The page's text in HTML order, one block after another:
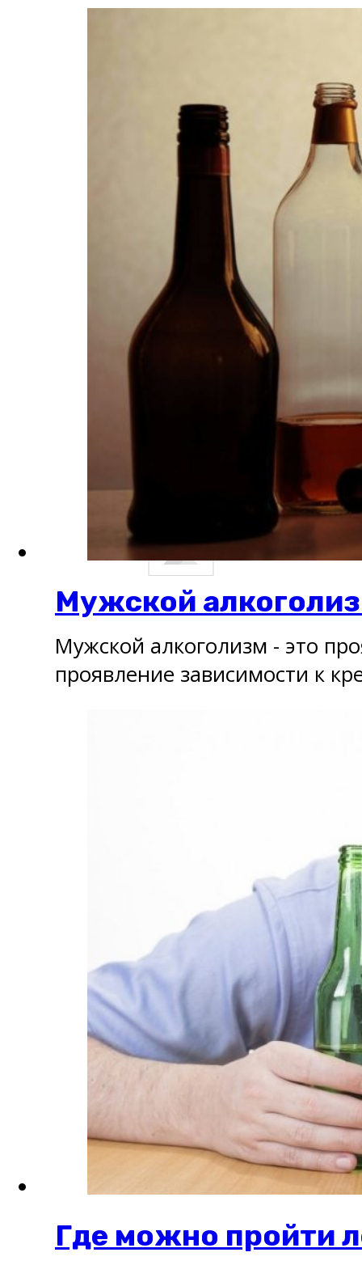
Мужской
Мужской алкоголизм - это
проявление зависимости к
Где можно пройти